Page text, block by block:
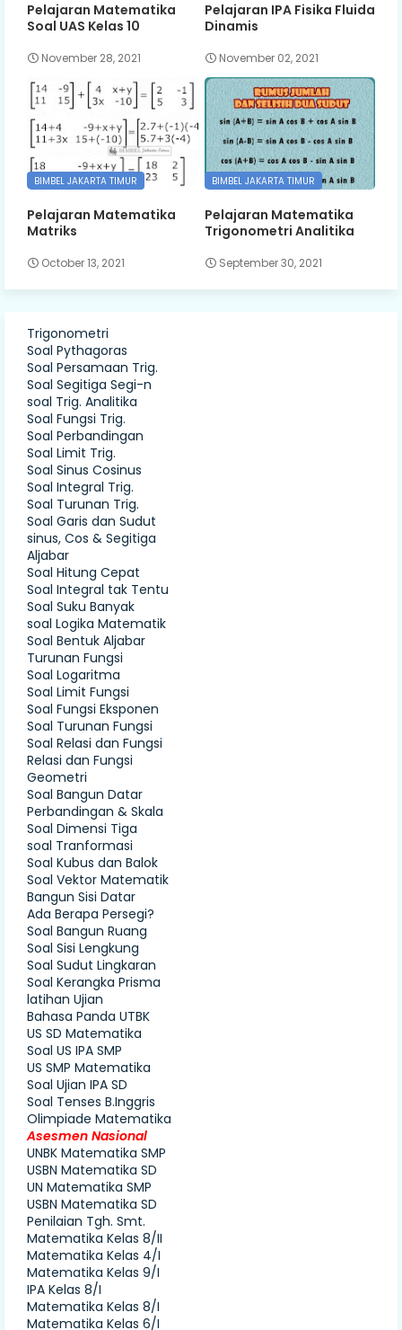
Pelajaran Matematika
Soal UAS Kelas 10
November 28, 2021
Pelajaran IPA Fisika Fluida
Dinamis
November 02, 2021
BIMBEL JAKARTA TIMUR
Pelajaran Matematika
Matriks
October 13, 2021
BIMBEL JAKARTA TIMUR
Pelajaran Matematika
Trigonometri Analitika
September 30, 2021
Trigonometri
Soal Pythagoras
Soal Persamaan Trig.
Soal Segitiga Segi-n
soal Trig. Analitika
Soal Fungsi Trig.
Soal Perbandingan
Soal Limit Trig.
Soal Sinus Cosinus
Soal Integral Trig.
Soal Turunan Trig.
Soal Garis dan Sudut
sinus, Cos & Segitiga
Aljabar
Soal Hitung Cepat
Soal Integral tak Tentu
Soal Suku Banyak
soal Logika Matematik
Soal Bentuk Aljabar
Turunan Fungsi
Soal Logaritma
Soal Limit Fungsi
Soal Fungsi Eksponen
Soal Turunan Fungsi
Soal Relasi dan Fungsi
Relasi dan Fungsi
Geometri
Soal Bangun Datar
Perbandingan & Skala
Soal Dimensi Tiga
soal Tranformasi
Soal Kubus dan Balok
Soal Vektor Matematik
Bangun Sisi Datar
Ada Berapa Persegi?
Soal Bangun Ruang
Soal Sisi Lengkung
Soal Sudut Lingkaran
Soal Kerangka Prisma
latihan Ujian
Bahasa Panda UTBK
US SD Matematika
Soal US IPA SMP
US SMP Matematika
Soal Ujian IPA SD
Soal Tenses B.Inggris
Olimpiade Matematika
Asesmen Nasional
UNBK Matematika SMP
USBN Matematika SD
UN Matematika SMP
USBN Matematika SD
Penilaian Tgh. Smt.
Matematika Kelas 8/II
Matematika Kelas 4/I
Matematika Kelas 9/I
IPA Kelas 8/I
Matematika Kelas 8/I
Matematika Kelas 6/I